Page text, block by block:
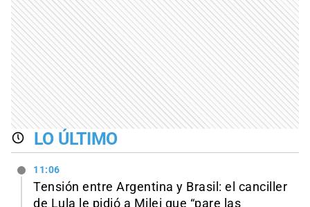
LO ÚLTIMO
11:06
Tensión entre Argentina y Brasil: el canciller
de Lula le pidió a Milei que “pare las